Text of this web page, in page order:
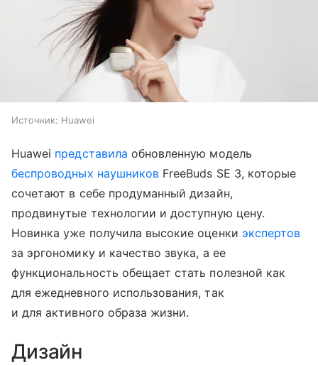
Источник: Huawei
Huawei представила обновленную модель
беспроводных наушников FreeBuds SE 3, которые
сочетают в себе продуманный дизайн,
продвинутые технологии и доступную цену.
Новинка уже получила высокие оценки экспертов
за эргономику и качество звука, а ее
функциональность обещает стать полезной как
для ежедневного использования, так
и для активного образа жизни.
Дизайн